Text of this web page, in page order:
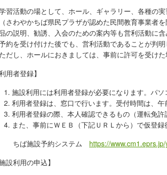
活動の場として、ホール、ギャラリー、各種の実
わやかちば県民プラザが認めた民間教育事業者を
の説明、勧誘、入会のための案内等も営利活動に含
を受け付けた後でも、営利活動であることが判明
し、ホールにおきましては、事前に許可を受けた
用者登録】
施設利用には利用者登録が必要になります。パ
利用者登録は、窓口で行います。受付時間は、
利用者登録の際、本人確認できるもの（運転免許
また、事前にＷＥＢ（下記ＵＲＬから）で仮登
施設予約システム https://
設利用の申込】